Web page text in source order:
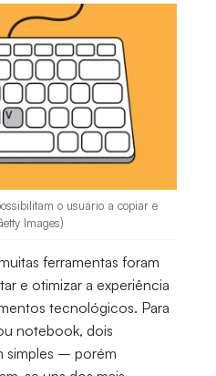
o usuário a copiar e
Images)
ferramentas foram
e otimizar a experiência
tecnológicos. Para
notebook, dois
simples – porém